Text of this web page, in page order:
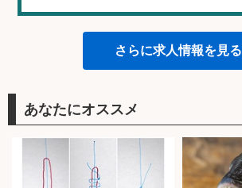
さらに求人情報を見る
あなたにオススメ